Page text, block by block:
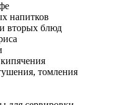
напитков
вторых блюд
томления